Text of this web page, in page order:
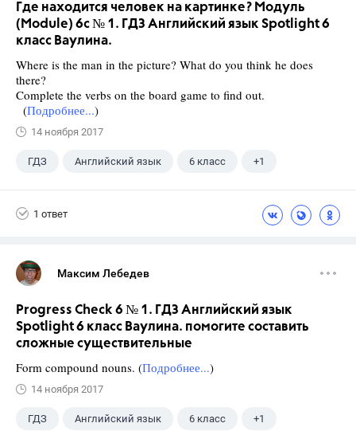
Где находится человек на картинке? Модуль
(Module) 6c № 1. ГДЗ Английский язык Spotlight 6
класс Ваулина.
Where is the man in the picture? What do you think he does
there?
Complete the verbs on the board game to find out.
(Подробнее...)
14 ноября 2017
ГДЗ Английский язык 6 класс +1
1 ответ
Максим Лебедев
Progress Check 6 № 1. ГДЗ Английский язык
Spotlight 6 класс Ваулина. помогите составить
сложные существительные
Form compound nouns. (Подробнее...)
14 ноября 2017
ГДЗ Английский язык 6 класс +1